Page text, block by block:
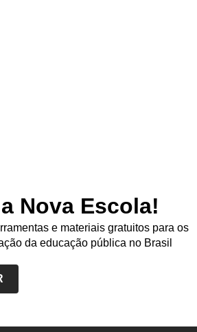
Nova Escola!
e materiais gratuitos para os
da educação pública no Brasil